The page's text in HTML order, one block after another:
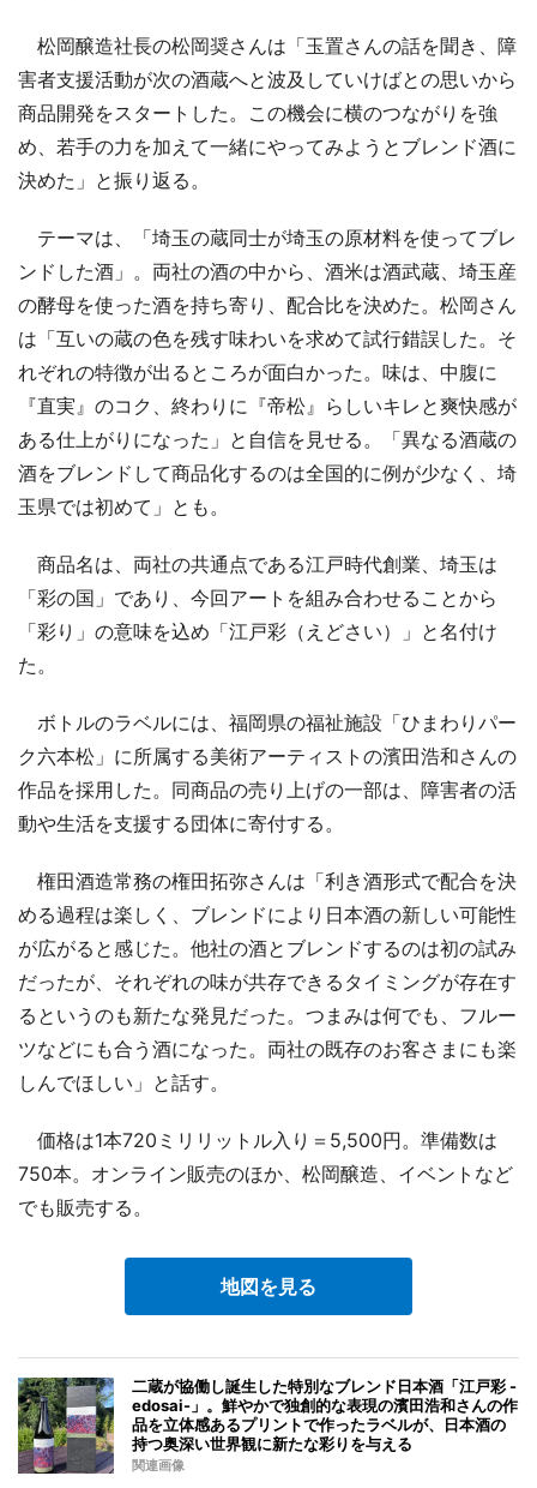
松岡醸造社長の松岡奨さんは「玉置さんの話を聞き、障
害者支援活動が次の酒蔵へと波及していけばとの思いから
商品開発をスタートした。この機会に横のつながりを強
め、若手の力を加えて一緒にやってみようとブレンド酒に
決めた」と振り返る。
テーマは、「埼玉の蔵同士が埼玉の原材料を使ってブレ
ンドした酒」。両社の酒の中から、酒米は酒武蔵、埼玉産
の酵母を使った酒を持ち寄り、配合比を決めた。松岡さん
は「互いの蔵の色を残す味わいを求めて試行錯誤した。そ
れぞれの特徴が出るところが面白かった。味は、中腹に
『直実』のコク、終わりに『帝松』らしいキレと爽快感が
ある仕上がりになった」と自信を見せる。「異なる酒蔵の
酒をブレンドして商品化するのは全国的に例が少なく、埼
玉県では初めて」とも。
商品名は、両社の共通点である江戸時代創業、埼玉は
「彩の国」であり、今回アートを組み合わせることから
「彩り」の意味を込め「江戸彩（えどさい）」と名付け
た。
ボトルのラベルには、福岡県の福祉施設「ひまわりパー
ク六本松」に所属する美術アーティストの濱田浩和さんの
作品を採用した。同商品の売り上げの一部は、障害者の活
動や生活を支援する団体に寄付する。
権田酒造常務の権田拓弥さんは「利き酒形式で配合を決
める過程は楽しく、ブレンドにより日本酒の新しい可能性
が広がると感じた。他社の酒とブレンドするのは初の試み
だったが、それぞれの味が共存できるタイミングが存在す
るというのも新たな発見だった。つまみは何でも、フルー
ツなどにも合う酒になった。両社の既存のお客さまにも楽
しんでほしい」と話す。
価格は1本720ミリリットル入り＝5,500円。準備数は
750本。オンライン販売のほか、松岡醸造、イベントなど
でも販売する。
地図を見る
二蔵が協働し誕生した特別なブレンド日本酒「江戸彩 -
edosai-」。鮮やかで独創的な表現の濱田浩和さんの作
品を立体感あるプリントで作ったラベルが、日本酒の
持つ奥深い世界観に新たな彩りを与える
関連画像